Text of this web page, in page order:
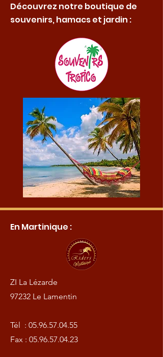
Découvrez notre boutique de
souvenirs, hamacs et jardin :
En Martinique :
ZI La Lézarde
97232 Le Lamentin
Tél : 05.96.57.04.55
Fax : 05.96.57.04.23